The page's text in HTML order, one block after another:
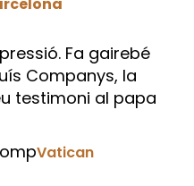
Fa gairebé
Companys, la
testimoni al papa
Vatican